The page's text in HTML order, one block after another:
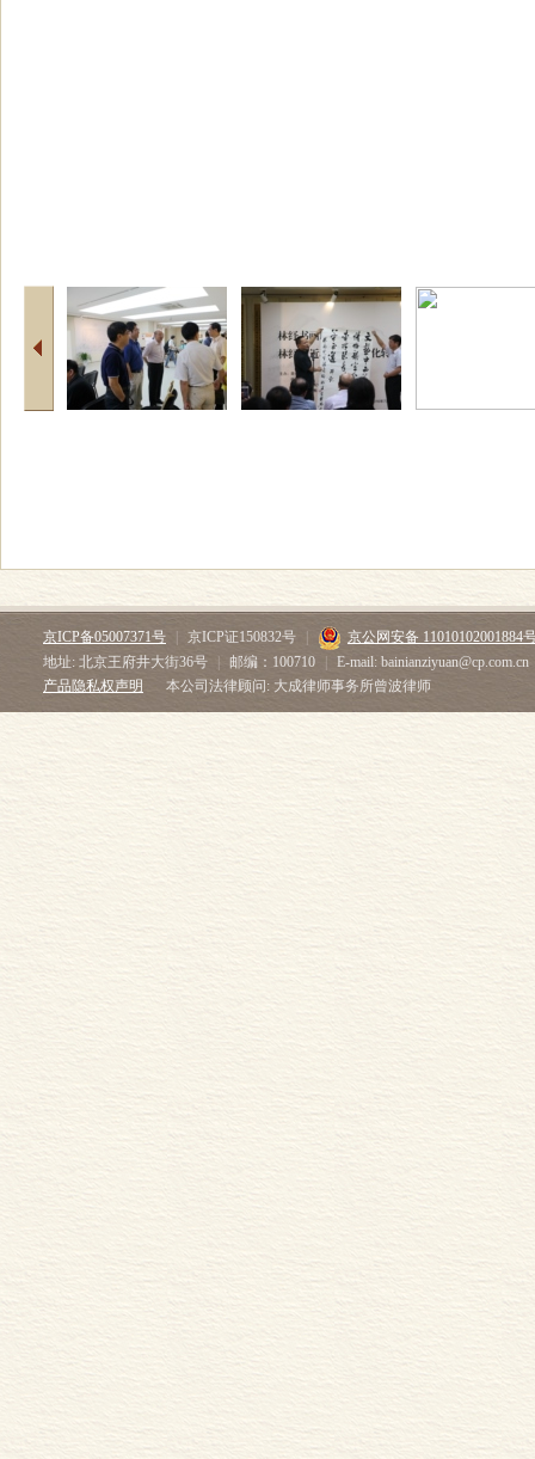
京ICP备05007371号 京ICP证150832号
京公网安备 11010102001884
地址: 北京王府井大街36号
邮编：100710
E-mail: bainianziyuan@cp.com.cn
产品隐私权声明
本公司法律顾问: 大成律师事务所曾波律师